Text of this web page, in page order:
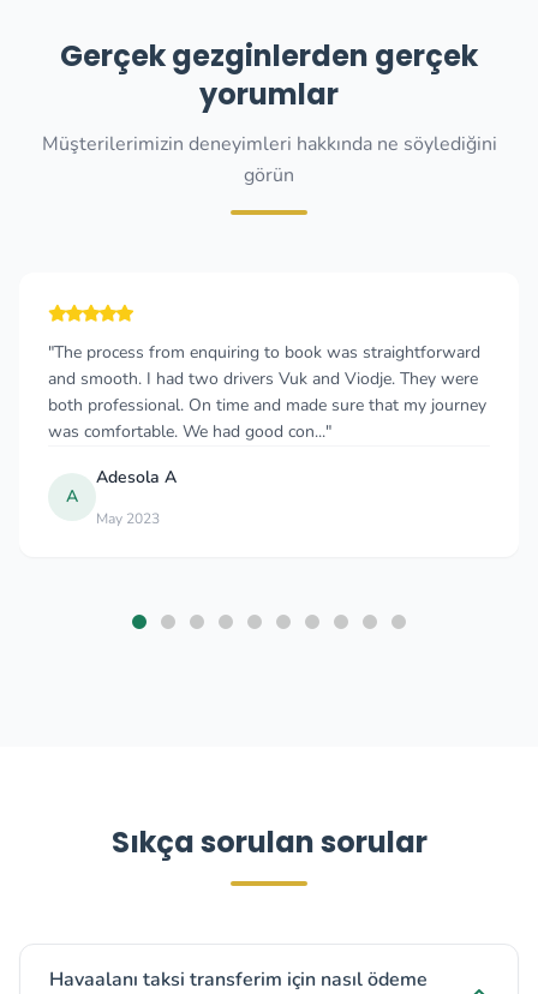
Gerçek gezginlerden gerçek
yorumlar
Müşterilerimizin deneyimleri hakkında ne söylediğini
görün
"The process from enquiring to book was straightforward
and smooth. I had two drivers Vuk and Viodje. They were
both professional. On time and made sure that my journey
was comfortable. We had good con..."
A
Adesola A
May 2023
Sıkça sorulan sorular
Havaalanı taksi transferim için nasıl ödeme